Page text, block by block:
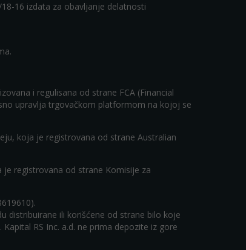
16 izdata za obavljanje delatnosti
i regulisana od strane FCA (Financial
upravlja trgovačkom platformom na kojoj se
koja je registrovana od strane Australian
je registrovana od strane Komisije za
distribuirane ili korišćene od strane bilo koje
RS Inc. a.d. ne prima depozite iz gore